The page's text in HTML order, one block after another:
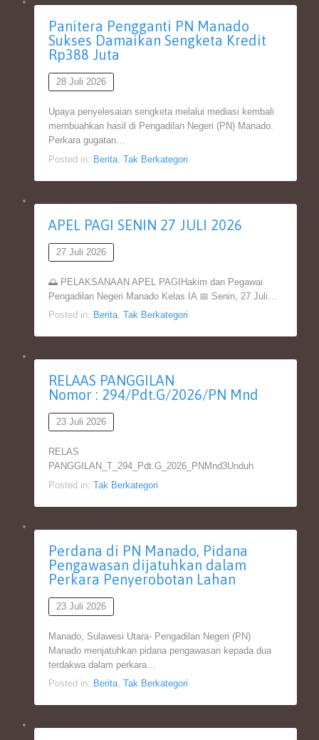
Panitera Pengganti PN Manado
Sukses Damaikan Sengketa Kredit
Rp388 Juta
28 Juli 2026
Upaya penyelesaian sengketa melalui mediasi kembali
membuahkan hasil di Pengadilan Negeri (PN) Manado.
Perkara gugatan…
Posted in: Berita, Tak Berkategori
APEL PAGI SENIN 27 JULI 2026
27 Juli 2026
🌅 PELAKSANAAN APEL PAGIHakim dan Pegawai
Pengadilan Negeri Manado Kelas IA 📅 Senin, 27 Juli…
Posted in: Berita, Tak Berkategori
RELAAS PANGGILAN
Nomor : 294/Pdt.G/2026/PN Mnd
23 Juli 2026
RELAS
PANGGILAN_T_294_Pdt.G_2026_PNMnd3Unduh
Posted in: Tak Berkategori
Perdana di PN Manado, Pidana
Pengawasan dijatuhkan dalam
Perkara Penyerobotan Lahan
23 Juli 2026
Manado, Sulawesi Utara- Pengadilan Negeri (PN)
Manado menjatuhkan pidana pengawasan kepada dua
terdakwa dalam perkara…
Posted in: Berita, Tak Berkategori